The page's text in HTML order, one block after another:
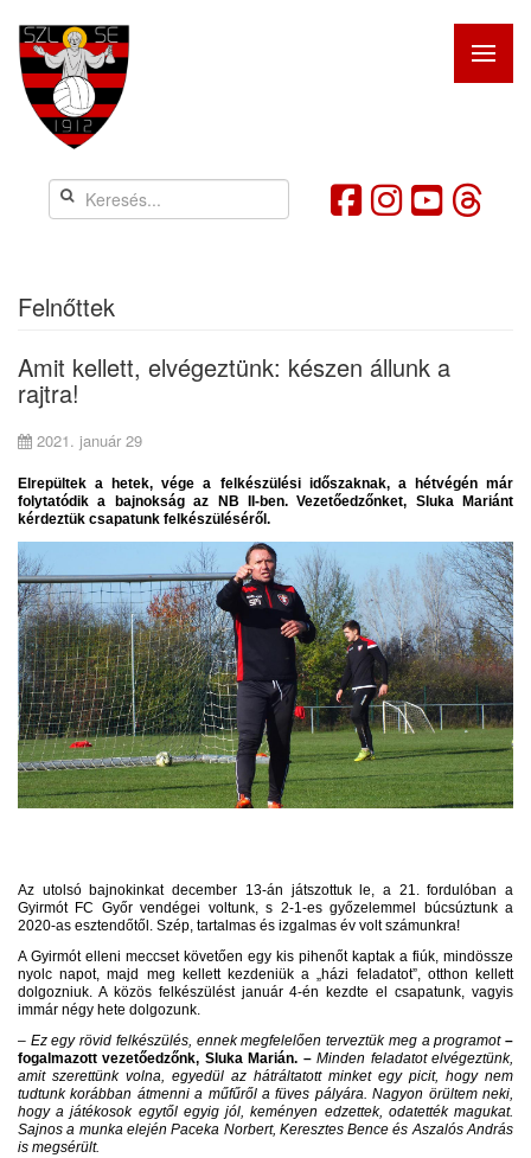
Felnőttek
Amit kellett, elvégeztünk: készen állunk a
rajtra!
2021. január 29
Elrepültek a hetek, vége a felkészülési időszaknak, a hétvégén már
folytatódik a bajnokság az NB II-ben. Vezetőedzőnket, Sluka Mariánt
kérdeztük csapatunk felkészüléséről.
Az utolsó bajnokinkat december 13-án játszottuk le, a 21. fordulóban a
Gyirmót FC Győr vendégei voltunk, s 2-1-es győzelemmel búcsúztunk a
2020-as esztendőtől. Szép, tartalmas és izgalmas év volt számunkra!
A Gyirmót elleni meccset követően egy kis pihenőt kaptak a fiúk, mindössze
nyolc napot, majd meg kellett kezdeniük a „házi feladatot”, otthon kellett
dolgozniuk. A közös felkészülést január 4-én kezdte el csapatunk, vagyis
immár négy hete dolgozunk.
– Ez egy rövid felkészülés, ennek megfelelően terveztük meg a programot –
fogalmazott vezetőedzőnk, Sluka Marián. –Minden feladatot elvégeztünk,
amit szerettünk volna, egyedül az hátráltatott minket egy picit, hogy nem
tudtunk korábban átmenni a műfűről a füves pályára. Nagyon örültem neki,
hogy a játékosok egytől egyig jól, keményen edzettek, odatették magukat.
Sajnos a munka elején Paceka Norbert, Keresztes Bence és Aszalós András
is megsérült.